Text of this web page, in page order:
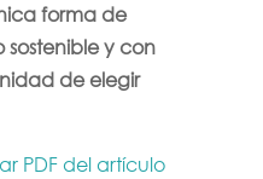
forma de
y con
de elegir
PDF del artículo